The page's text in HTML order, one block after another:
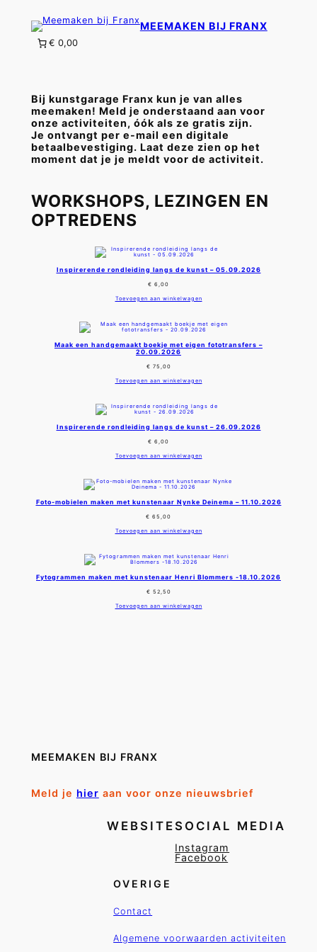
MEEMAKEN BIJ FRANX
€ 0,00
Bij kunstgarage Franx kun je van alles
meemaken! Meld je onderstaand aan voor
onze activiteiten, óók als ze gratis zijn.
Je ontvangt per e-mail een digitale
betaalbevestiging. Laat deze zien op het
moment dat je je meldt voor de activiteit.
WORKSHOPS, LEZINGEN EN
OPTREDENS
Inspirerende rondleiding langs de kunst – 05.09.2026
€ 6,00
Toevoegen aan winkelwagen
Maak een handgemaakt boekje met eigen fototransfers –
20.09.2026
€ 75,00
Toevoegen aan winkelwagen
Inspirerende rondleiding langs de kunst – 26.09.2026
€ 6,00
Toevoegen aan winkelwagen
Foto-mobielen maken met kunstenaar Nynke Deinema – 11.10.2026
€ 65,00
Toevoegen aan winkelwagen
Fytogrammen maken met kunstenaar Henri Blommers -18.10.2026
€ 52,50
Toevoegen aan winkelwagen
MEEMAKEN BIJ FRANX
Meld je hier aan voor onze nieuwsbrief
WEBSITESOCIAL MEDIA
Instagram
Facebook
OVERIGE
Contact
Algemene voorwaarden activiteiten